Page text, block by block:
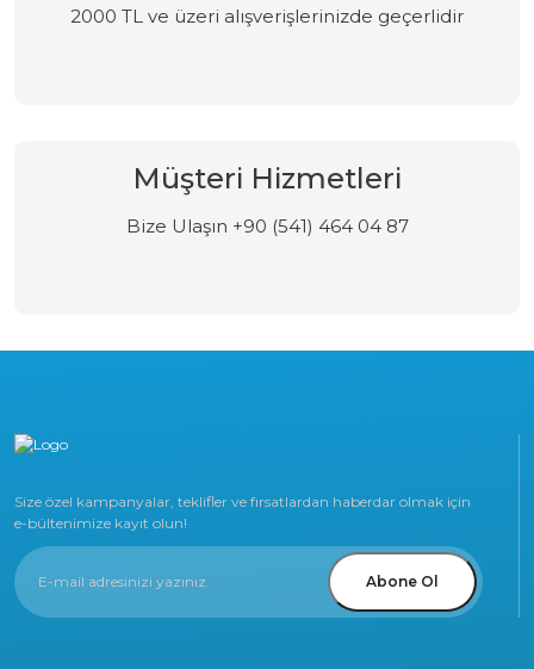
2000 TL ve üzeri alışverişlerinizde geçerlidir
Müşteri Hizmetleri
Bize Ulaşın +90 (541) 464 04 87
Size özel kampanyalar, teklifler ve fırsatlardan haberdar olmak için
e-bültenimize kayıt olun!
Abone Ol